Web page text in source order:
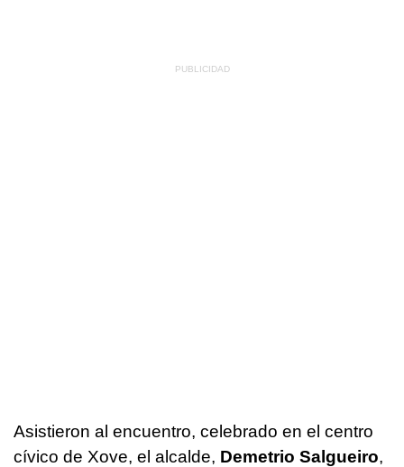
Asistieron al encuentro, celebrado en el centro
cívico de Xove, el alcalde, Demetrio Salgueiro,